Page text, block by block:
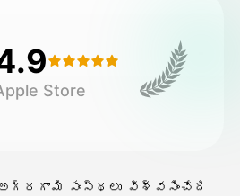
Store
సంస్థలు విశ్వసించేది